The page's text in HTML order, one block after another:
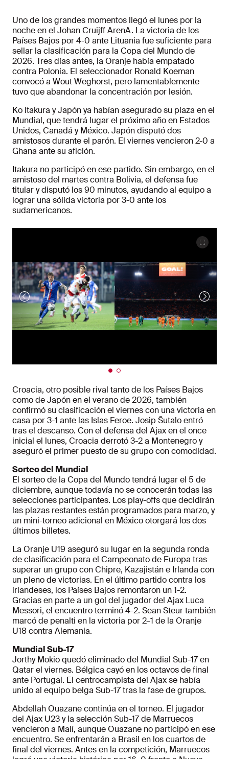
Uno de los grandes momentos llegó el lunes por la
noche en el Johan Cruijff ArenA. La victoria de los
Países Bajos por 4-0 ante Lituania fue suficiente para
sellar la clasificación para la Copa del Mundo de
2026. Tres días antes, la Oranje había empatado
contra Polonia. El seleccionador Ronald Koeman
convocó a Wout Weghorst, pero lamentablemente
tuvo que abandonar la concentración por lesión.
Ko Itakura y Japón ya habían asegurado su plaza en el
Mundial, que tendrá lugar el próximo año en Estados
Unidos, Canadá y México. Japón disputó dos
amistosos durante el parón. El viernes vencieron 2-0 a
Ghana ante su afición.
Itakura no participó en ese partido. Sin embargo, en el
amistoso del martes contra Bolivia, el defensa fue
titular y disputó los 90 minutos, ayudando al equipo a
lograr una sólida victoria por 3-0 ante los
sudamericanos.
Croacia, otro posible rival tanto de los Países Bajos
como de Japón en el verano de 2026, también
confirmó su clasificación el viernes con una victoria en
casa por 3-1 ante las Islas Feroe. Josip Šutalo entró
tras el descanso. Con el defensa del Ajax en el once
inicial el lunes, Croacia derrotó 3-2 a Montenegro y
aseguró el primer puesto de su grupo con comodidad.
Sorteo del Mundial
El sorteo de la Copa del Mundo tendrá lugar el 5 de
diciembre, aunque todavía no se conocerán todas las
selecciones participantes. Los play-offs que decidirán
las plazas restantes están programados para marzo, y
un mini-torneo adicional en México otorgará los dos
últimos billetes.
La Oranje U19 aseguró su lugar en la segunda ronda
de clasificación para el Campeonato de Europa tras
superar un grupo con Chipre, Kazajistán e Irlanda con
un pleno de victorias. En el último partido contra los
irlandeses, los Países Bajos remontaron un 1-2.
Gracias en parte a un gol del jugador del Ajax Luca
Messori, el encuentro terminó 4-2. Sean Steur también
marcó de penalti en la victoria por 2–1 de la Oranje
U18 contra Alemania.
Mundial Sub-17
Jorthy Mokio quedó eliminado del Mundial Sub-17 en
Qatar el viernes. Bélgica cayó en los octavos de final
ante Portugal. El centrocampista del Ajax se había
unido al equipo belga Sub-17 tras la fase de grupos.
Abdellah Ouazane continúa en el torneo. El jugador
del Ajax U23 y la selección Sub-17 de Marruecos
vencieron a Malí, aunque Ouazane no participó en ese
encuentro. Se enfrentarán a Brasil en los cuartos de
final del viernes. Antes en la competición, Marruecos